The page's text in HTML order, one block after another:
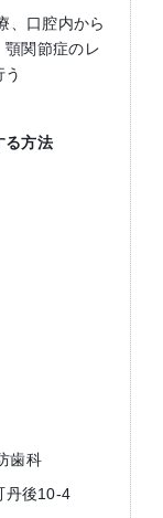
、口腔内から
顎関節症のレ
る方法
歯科
丹後10-4